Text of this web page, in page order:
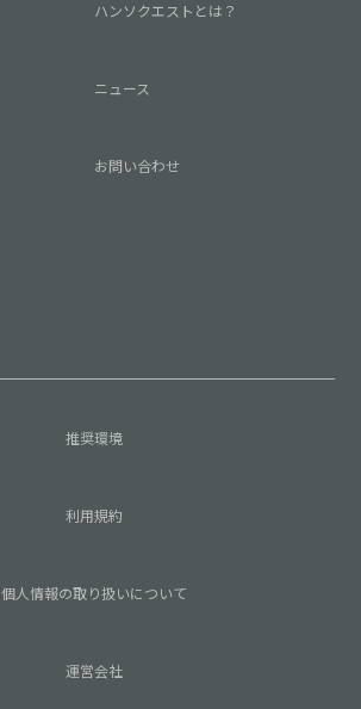
ハンソクエストとは？
ニュース
お問い合わせ
推奨環境
利用規約
個人情報の取り扱いについて
運営会社